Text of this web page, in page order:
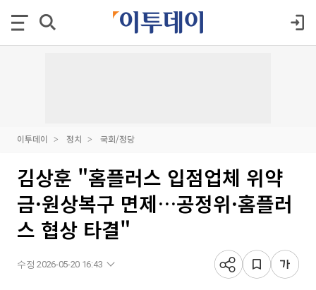
이투데이 정치 국회/정당
김상훈 "홈플러스 입점업체 위약
금·원상복구 면제…공정위·홈플러
스 협상 타결"
수정 2026-05-20 16:43